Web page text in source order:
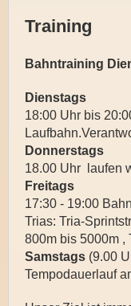
Training
Bahntraining
Dienstags
18:00 Uhr bis
Donnerstags
18.00 Uhr laufen
Freitags
17:30 - 19:00
Trias: Tria-
800m bis 5000m ,
Samstags (9.00
Tempodauerlauf